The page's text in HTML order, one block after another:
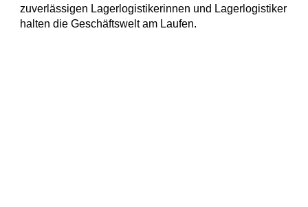
zuverlässigen Lagerlogistikerinnen und Lagerlogistiker
halten die Geschäftswelt am Laufen.